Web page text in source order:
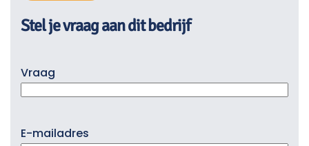
Stel je vraag aan dit bedrijf
Vraag
E-mailadres